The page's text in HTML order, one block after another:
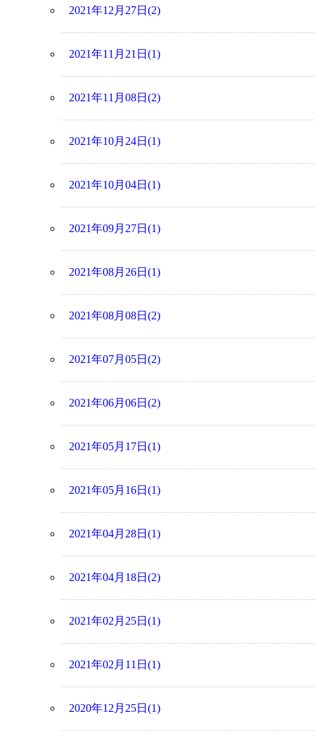
2021年12月27日(2)
2021年11月21日(1)
2021年11月08日(2)
2021年10月24日(1)
2021年10月04日(1)
2021年09月27日(1)
2021年08月26日(1)
2021年08月08日(2)
2021年07月05日(2)
2021年06月06日(2)
2021年05月17日(1)
2021年05月16日(1)
2021年04月28日(1)
2021年04月18日(2)
2021年02月25日(1)
2021年02月11日(1)
2020年12月25日(1)